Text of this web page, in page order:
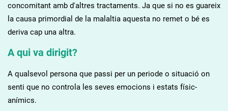
concomitant amb d'altres tractaments. Ja que si no es guareix
la causa primordial de la malaltia aquesta no remet o bé es
deriva cap una altra.
A qui va dirigit?
A qualsevol persona que passi per un periode o situació on
senti que no controla les seves emocions i estats físic-
anímics.